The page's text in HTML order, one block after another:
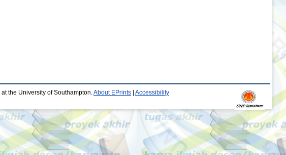
at the University of Southampton.About EPrints Accessibility